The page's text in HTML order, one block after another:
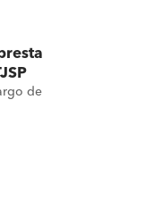
de